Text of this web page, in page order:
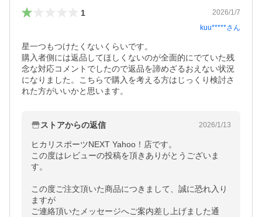
1
2026/1/7
kuu*****さん
星一つもつけたくないくらいです。
購入者側には返品してほしくないのが全面的にでていた残
念な対応コメントでしたので返品を諦めざるおえない状況
になりました。こちらで購入を考える方はじっくり検討さ
れた方がいいかと思います。
ストアからの返信 2026/1/13
ヒカリスポーツNEXT Yahoo！店です。
この度はレビューの投稿を頂きありがとうございま
す。
この度ご注文頂いた商品につきまして、誠に恐れ入り
ますが
ご連絡頂いたメッセージへご案内差し上げました通